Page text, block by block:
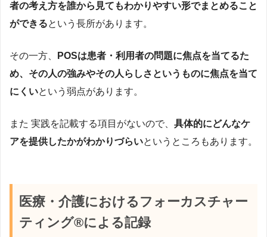
者の考え方を誰から見てもわかりやすい形でまとめること
ができるという長所があります。
その一方、
POSは患者・利用者の問題に焦点を当てるた
め、その人の強みやその人らしさというものに焦点を当て
にくいという弱点があります。
また 実践を記載する項目がないので、 具体的にどんなケ
アを提供したかがわかりづらいというところもあります。
医療・介護におけるフォーカスチャー
ティング®による記録